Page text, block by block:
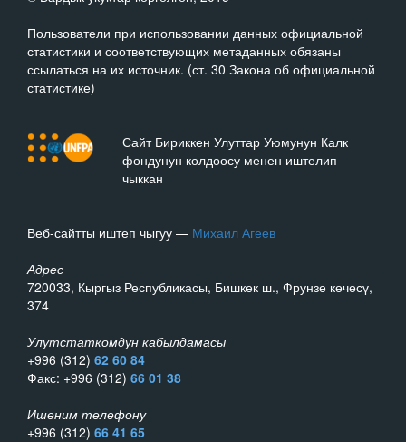
Пользователи при использовании данных официальной
статистики и соответствующих метаданных обязаны
ссылаться на их источник. (ст. 30 Закона об официальной
статистике)
Сайт Бириккен Улуттар Уюмунун Калк
фондунун колдоосу менен иштелип
чыккан
Веб-сайтты иштеп чыгуу — Михаил Агеев
Адрес
720033, Кыргыз Республикасы, Бишкек ш., Фрунзе көчөсү,
374
Улутстаткомдун кабылдамасы
+996 (312) 62 60 84
Факс: +996 (312) 66 01 38
Ишеним телефону
+996 (312) 66 41 65